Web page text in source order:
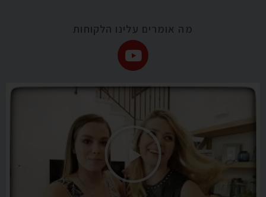
מה אומרים עלינו הלקוחות